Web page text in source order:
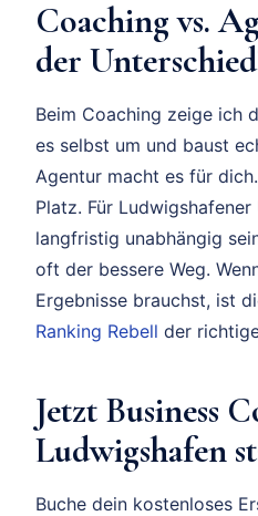
Coaching vs.
der
Beim Coaching zeige ich
es selbst um und baust
Agentur macht es für
Platz. Für
langfristig unabhängig
oft der bessere Weg.
Ergebnisse brauchst, ist
Ranking Rebell der
Jetzt Business
Ludwigshafen
Buche dein kostenloses